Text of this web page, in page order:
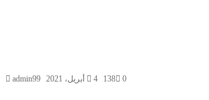
admin99 4 أبريل، 2021 0
138